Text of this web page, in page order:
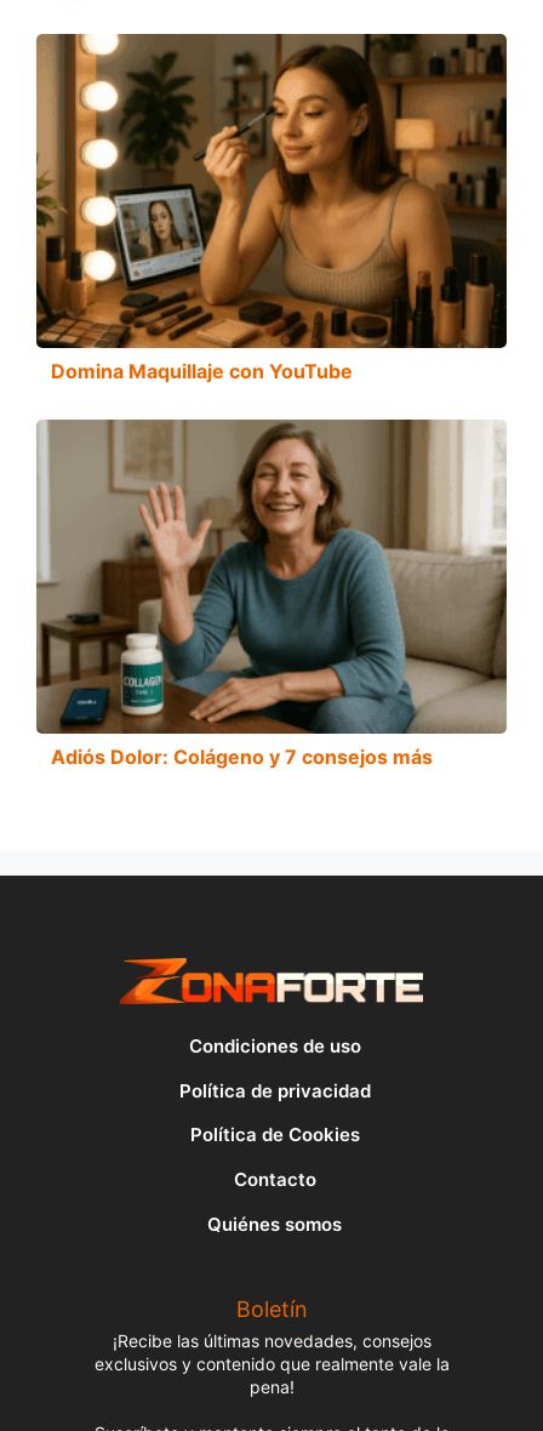
Domina Maquillaje con YouTube
Adiós Dolor: Colágeno y 7 consejos más
Condiciones de uso
Política de privacidad
Política de Cookies
Contacto
Quiénes somos
Boletín
¡Recibe las últimas novedades, consejos
exclusivos y contenido que realmente vale la
pena!